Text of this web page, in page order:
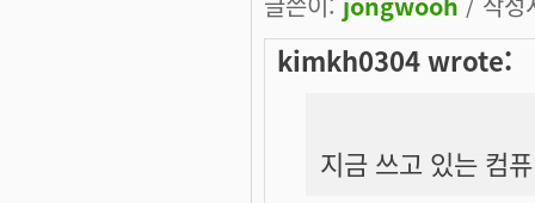
kimkh0304 wrote:
지금 쓰고 있는 컴